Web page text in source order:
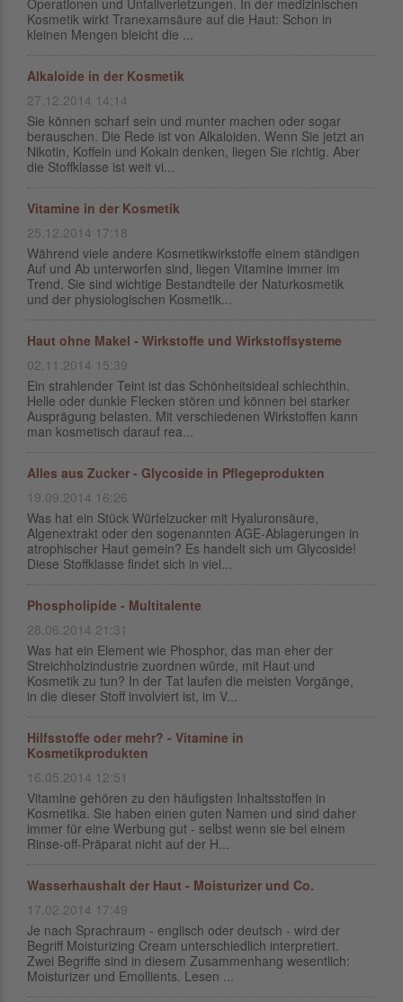
Operationen und Unfallverletzungen. In der medizinischen
Kosmetik wirkt Tranexamsäure auf die Haut: Schon in
kleinen Mengen bleicht die ...
Alkaloide in der Kosmetik
27.12.2014 14:14
Sie können scharf sein und munter machen oder sogar
berauschen. Die Rede ist von Alkaloiden. Wenn Sie jetzt an
Nikotin, Koffein und Kokain denken, liegen Sie richtig. Aber
die Stoffklasse ist weit vi...
Vitamine in der Kosmetik
25.12.2014 17:18
Während viele andere Kosmetikwirkstoffe einem ständigen
Auf und Ab unterworfen sind, liegen Vitamine immer im
Trend. Sie sind wichtige Bestandteile der Naturkosmetik
und der physiologischen Kosmetik...
Haut ohne Makel - Wirkstoffe und Wirkstoffsysteme
02.11.2014 15:39
Ein strahlender Teint ist das Schönheitsideal schlechthin.
Helle oder dunkle Flecken stören und können bei starker
Ausprägung belasten. Mit verschiedenen Wirkstoffen kann
man kosmetisch darauf rea...
Alles aus Zucker - Glycoside in Pflegeprodukten
19.09.2014 16:26
Was hat ein Stück Würfelzucker mit Hyaluronsäure,
Algenextrakt oder den sogenannten AGE-Ablagerungen in
atrophischer Haut gemein? Es handelt sich um Glycoside!
Diese Stoffklasse findet sich in viel...
Phospholipide - Multitalente
28.06.2014 21:31
Was hat ein Element wie Phosphor, das man eher der
Streichholzindustrie zuordnen würde, mit Haut und
Kosmetik zu tun? In der Tat laufen die meisten Vorgänge,
in die dieser Stoff involviert ist, im V...
Hilfsstoffe oder mehr? - Vitamine in
Kosmetikprodukten
16.05.2014 12:51
Vitamine gehören zu den häufigsten Inhaltsstoffen in
Kosmetika. Sie haben einen guten Namen und sind daher
immer für eine Werbung gut - selbst wenn sie bei einem
Rinse-off-Präparat nicht auf der H...
Wasserhaushalt der Haut - Moisturizer und Co.
17.02.2014 17:49
Je nach Sprachraum - englisch oder deutsch - wird der
Begriff Moisturizing Cream unterschiedlich interpretiert.
Zwei Begriffe sind in diesem Zusammenhang wesentlich:
Moisturizer und Emollients. Lesen ...